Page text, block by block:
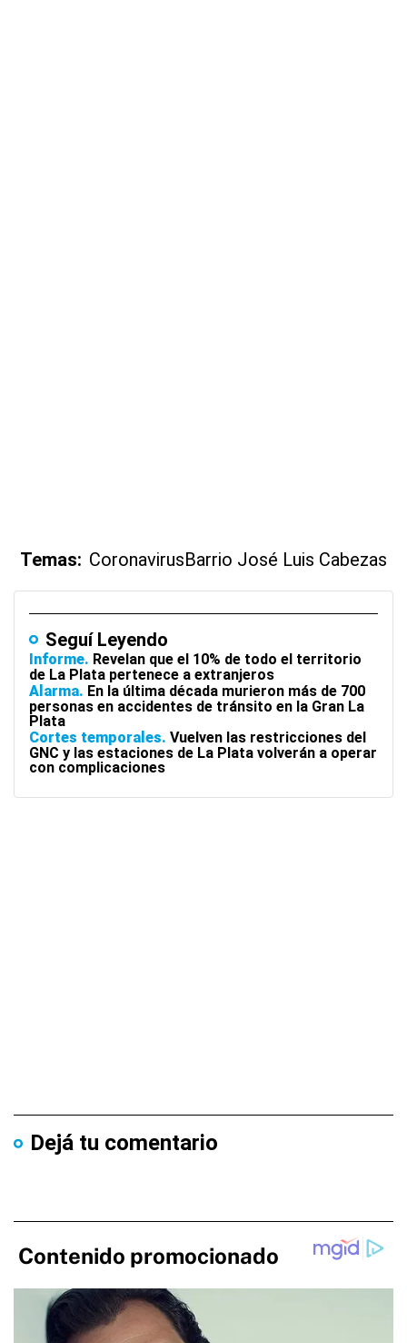
Temas: CoronavirusBarrio José Luis Cabezas
Seguí Leyendo
Informe Revelan que el 10% de todo el territorio
de La Plata pertenece a extranjeros
Alarma En la última década murieron más de 700
personas en accidentes de tránsito en la Gran La
Plata
Cortes temporales Vuelven las restricciones del
GNC y las estaciones de La Plata volverán a operar
con complicaciones
Dejá tu comentario